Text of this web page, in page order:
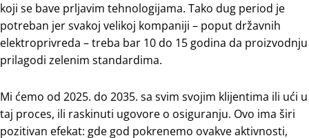
koji se bave prljavim tehnologijama. Tako dug period je
potreban jer svakoj velikoj kompaniji – poput državnih
elektroprivreda – treba bar 10 do 15 godina da proizvodnju
prilagodi zelenim standardima.
Mi ćemo od 2025. do 2035. sa svim svojim klijentima ili ući u
taj proces, ili raskinuti ugovore o osiguranju. Ovo ima širi
pozitivan efekat: gde god pokrenemo ovakve aktivnosti,